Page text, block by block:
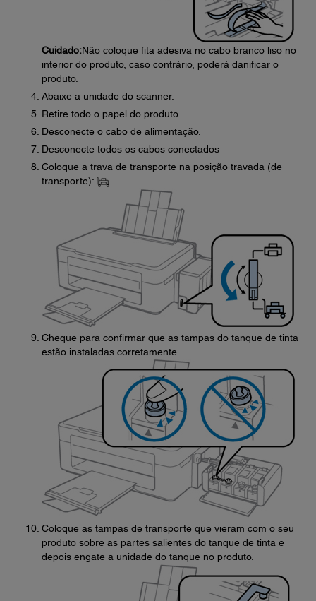
Cuidado:Não coloque fita adesiva no cabo branco liso no
interior do produto, caso contrário, poderá danificar o
produto.
Abaixe a unidade do scanner.
Retire todo o papel do produto.
Desconecte o cabo de alimentação.
Desconecte todos os cabos conectados
Coloque a trava de transporte na posição travada (de
transporte):
Cheque para confirmar que as tampas do tanque de tinta
estão instaladas corretamente.
Coloque as tampas de transporte que vieram com o seu
produto sobre as partes salientes do tanque de tinta e
depois engate a unidade do tanque no produto.